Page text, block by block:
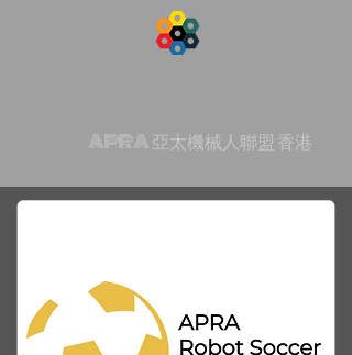
APRA 亞太機械人聯盟 香港